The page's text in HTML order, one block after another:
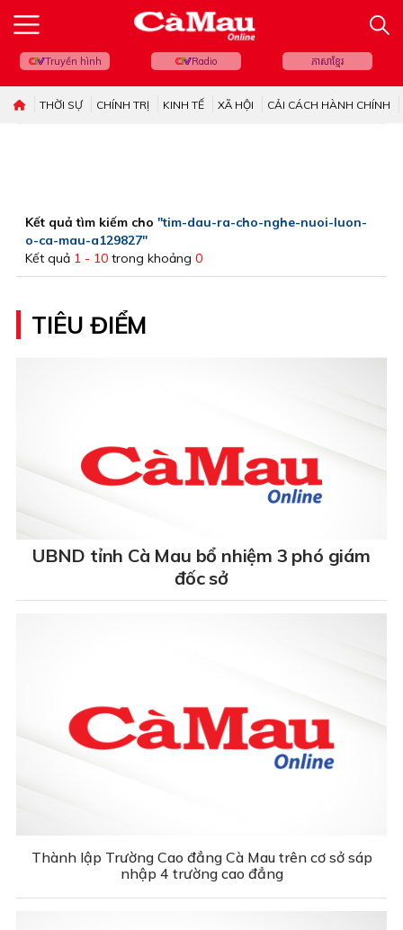
Truyền hình Radio ភាសាខ្មែរ
THỜI SỰ CHÍNH TRỊ KINH TẾ XÃ HỘI CẢI CÁCH HÀNH CHÍNH
Kết quả tìm kiếm cho "tim-dau-ra-cho-nghe-nuoi-luon-
o-ca-mau-a129827"
Kết quả 1 - 10 trong khoảng 0
TIÊU ĐIỂM
UBND tỉnh Cà Mau bổ nhiệm 3 phó giám
đốc sở
Thành lập Trường Cao đẳng Cà Mau trên cơ sở sáp
nhập 4 trường cao đẳng